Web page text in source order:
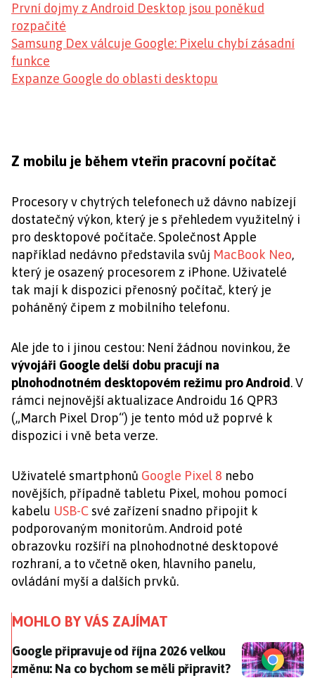
První dojmy z Android Desktop jsou poněkud
rozpačité
Samsung Dex válcuje Google: Pixelu chybí zásadní
funkce
Expanze Google do oblasti desktopu
Z mobilu je během vteřin pracovní počítač
Procesory v chytrých telefonech už dávno nabízejí
dostatečný výkon, který je s přehledem využitelný i
pro desktopové počítače. Společnost Apple
například nedávno představila svůj MacBook Neo,
který je osazený procesorem z iPhone. Uživatelé
tak mají k dispozici přenosný počítač, který je
poháněný čipem z mobilního telefonu.
Ale jde to i jinou cestou: Není žádnou novinkou, že
vývojáři Google delší dobu pracují na
plnohodnotném desktopovém režimu pro Android. V
rámci nejnovější aktualizace Androidu 16 QPR3
(„March Pixel Drop“) je tento mód už poprvé k
dispozici i vně beta verze.
Uživatelé smartphonů Google Pixel 8 nebo
novějších, případně tabletu Pixel, mohou pomocí
kabelu USB-Csvé zařízení snadno připojit k
podporovaným monitorům. Android poté
obrazovku rozšíří na plnohodnotné desktopové
rozhraní, a to včetně oken, hlavního panelu,
ovládání myší a dalších prvků.
MOHLO BY VÁS ZAJÍMAT
Google připravuje od října 2026 velkou změnu: Na
Google připravuje od října 2026 velkou
změnu: Na co bychom se měli připravit?